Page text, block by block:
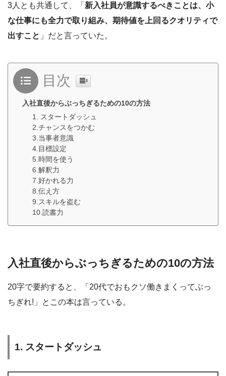
3人とも共通して、「 新入社員が意識するべきことは、小
な仕事にも全力で取り組み、期待値を上回るクオリティで
出すこと 」だと言っていた。
目次
入社直後からぶっちぎるための10の方法
1. スタートダッシュ
2.チャンスをつかむ
3.当事者意識
4.目標設定
5.時間を使う
6.解釈力
7.好かれる力
8.伝え方
9.スキルを盗む
10.読書力
入社直後からぶっちぎるための10の方法
20字で要約すると、「20代でおもクソ働きまくってぶっ
ちぎれ!」とこの本は言っている。
1. スタートダッシュ